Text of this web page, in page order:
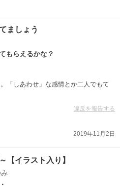
ましょう
もらえるかな？
「しあわせ」な感情とか二人でもて
違反を報告する
2019年11月2日
【イラスト入り】